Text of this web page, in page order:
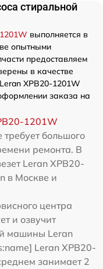
стиральной
выполняется в
опытными
предоставляем
в качестве
XPB20-1201W
заказа на
1201W
большого
ремонта. В
Leran XPB20-
в Москве и
центра
и озвучит
машины Leran
Leran XPB20-
занимает 2